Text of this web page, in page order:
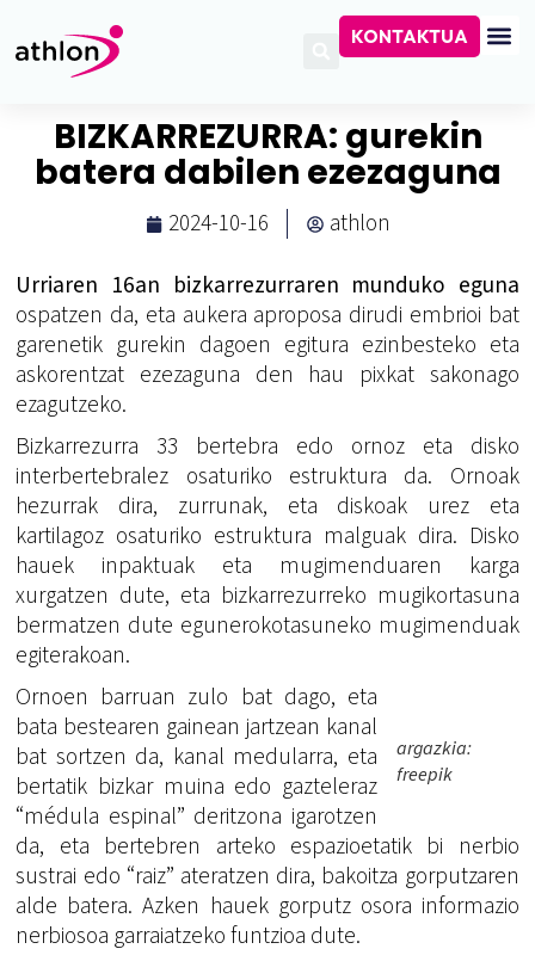
KONTAKTUA
BIZKARREZURRA: gurekin
batera dabilen ezezaguna
2024-10-16
athlon
Urriaren 16an bizkarrezurraren munduko eguna
ospatzen da, eta aukera aproposa dirudi embrioi bat
garenetik gurekin dagoen egitura ezinbesteko eta
askorentzat ezezaguna den hau pixkat sakonago
ezagutzeko.
Bizkarrezurra 33 bertebra edo ornoz eta disko
interbertebralez osaturiko estruktura da. Ornoak
hezurrak dira, zurrunak, eta diskoak urez eta
kartilagoz osaturiko estruktura malguak dira. Disko
hauek inpaktuak eta mugimenduaren karga
xurgatzen dute, eta bizkarrezurreko mugikortasuna
bermatzen dute egunerokotasuneko mugimenduak
egiterakoan.
argazkia:
freepik
Ornoen barruan zulo bat dago, eta
bata bestearen gainean jartzean kanal
bat sortzen da, kanal medularra, eta
bertatik bizkar muina edo gazteleraz
“médula espinal” deritzona igarotzen
da, eta bertebren arteko espazioetatik bi nerbio
sustrai edo “raiz” ateratzen dira, bakoitza gorputzaren
alde batera. Azken hauek gorputz osora informazio
nerbiosoa garraiatzeko funtzioa dute.